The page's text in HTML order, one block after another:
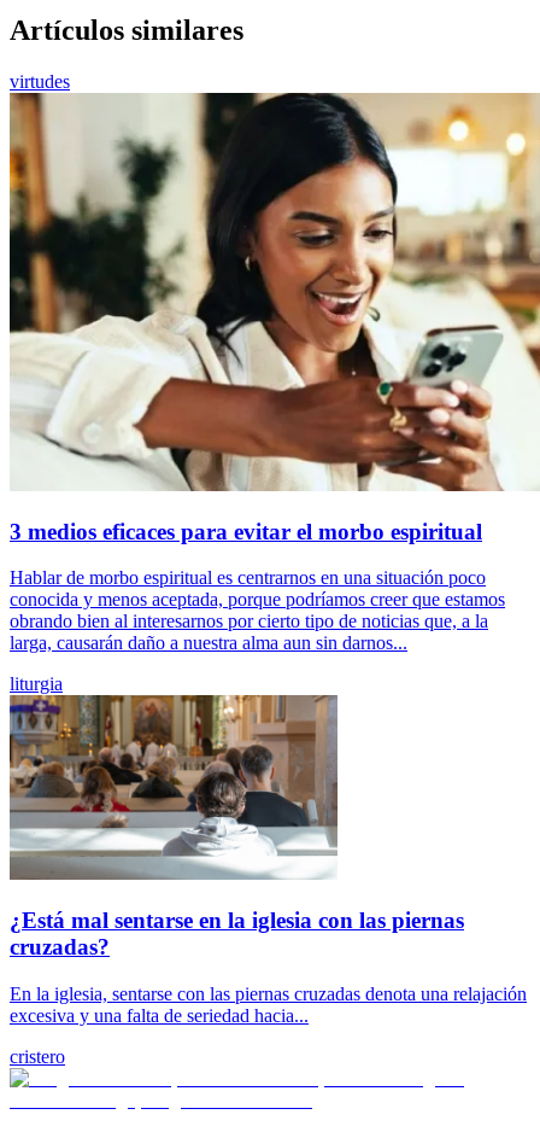
Artículos similares
virtudes
3 medios eficaces para evitar el morbo espiritual
Hablar de morbo espiritual es centrarnos en una situación poco
conocida y menos aceptada, porque podríamos creer que estamos
obrando bien al interesarnos por cierto tipo de noticias que, a la
larga, causarán daño a nuestra alma aun sin darnos...
liturgia
¿Está mal sentarse en la iglesia con las piernas
cruzadas?
En la iglesia, sentarse con las piernas cruzadas denota una relajación
excesiva y una falta de seriedad hacia...
cristero